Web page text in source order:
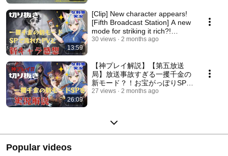
13:59
[Clip] New character appears!
[Fifth Broadcast Station] A new
mode for striking it rich?!
Female ...
30 views 2 months ago
26:09
【神プレイ解説】【第五放送
局】放送事故すぎる一攫千金の
新モード？！お宝がっぽりSPを
実況解説してみた【切り抜き】
27 views 2 months ago
Popular videos